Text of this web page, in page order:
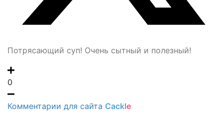
Потрясающий суп! Очень сытный и полезный!
0
Комментарии для сайта Cackle